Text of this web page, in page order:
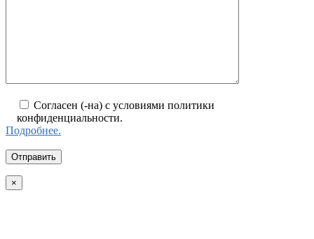
Согласен (-на) с условиями политики
конфиденциальности.
Подробнее.
×